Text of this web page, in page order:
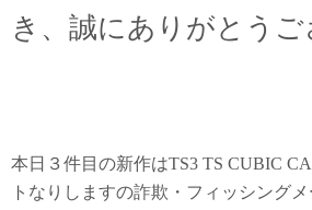
き、誠にありがとう
本日３件目の新作はTS3 TS CUBIC
トなりしますの詐欺・フィッシングメ